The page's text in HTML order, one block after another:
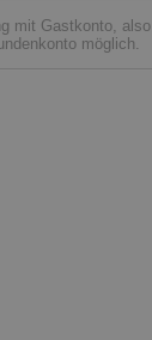
mit Gastkonto, also
möglich.